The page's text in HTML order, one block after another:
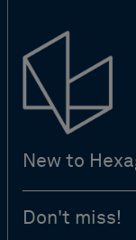
New to
Don't miss!